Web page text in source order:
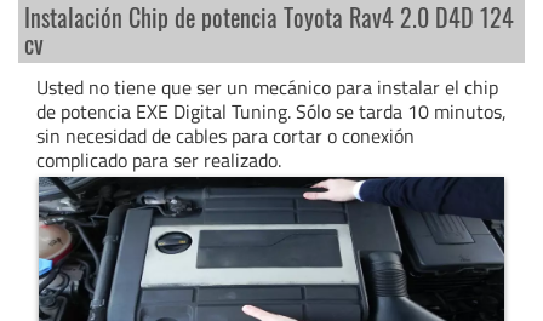
Instalación Chip de potencia Toyota Rav4 2.0 D4D 124
cv
Usted no tiene que ser un mecánico para instalar el chip
de potencia EXE Digital Tuning. Sólo se tarda 10 minutos,
sin necesidad de cables para cortar o conexión
complicado para ser realizado.